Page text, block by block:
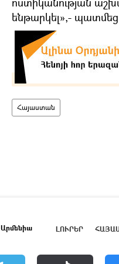
ենթարկել»,- պատմեց
Հայաստան
Արմենիա ԼՈՒՐԵՐ